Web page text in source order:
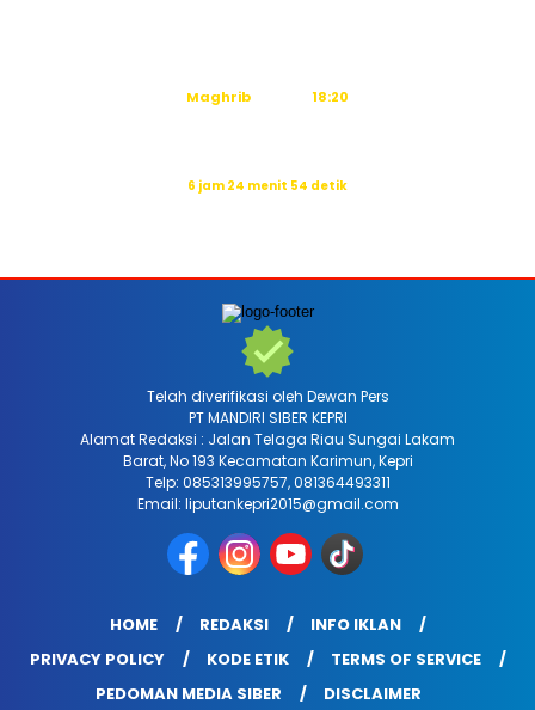
Maghrib
18:20
6 jam 24 menit 52 detik
Telah diverifikasi oleh Dewan Pers
PT MANDIRI SIBER KEPRI
Alamat Redaksi : Jalan Telaga Riau Sungai Lakam
Barat, No 193 Kecamatan Karimun, Kepri
Telp: 085313995757, 081364493311
Email: liputankepri2015@gmail.com
HOME REDAKSI
INFO IKLAN
PRIVACY POLICY
KODE ETIK
TERMS OF SERVICE
PEDOMAN MEDIA SIBER
DISCLAIMER